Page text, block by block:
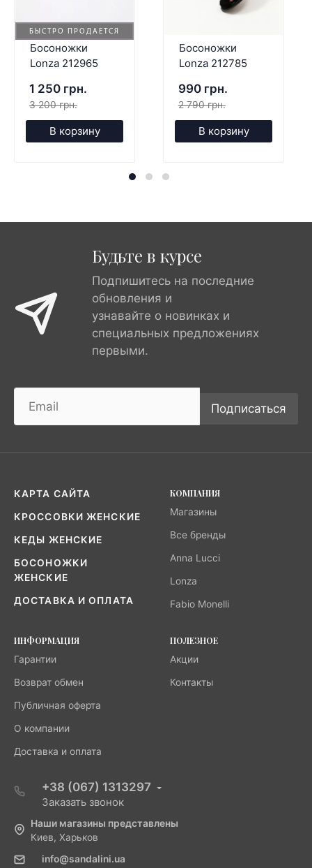
БЫСТРО ПРОДАЕТСЯ
Босоножки
Lonza 212965
1 250 грн.
3 200 грн.
В корзину
Босоножки
Lonza 212785
990 грн.
2 790 грн.
В корзину
Будьте в курсе
Подпишитесь на последние
обновления и
узнавайте о новинках и
специальных предложениях
первыми.
Подписаться
КАРТА САЙТА
КРОССОВКИ ЖЕНСКИЕ
КЕДЫ ЖЕНСКИЕ
БОСОНОЖКИ
ЖЕНСКИЕ
ДОСТАВКА И ОПЛАТА
КОМПАНИЯ
Магазины
Все бренды
Anna Lucci
Lonza
Fabio Monelli
ИНФОРМАЦИЯ
Гарантии
Возврат обмен
Публичная оферта
О компании
Доставка и оплата
ПОЛЕЗНОЕ
Акции
Контакты
+38 (067) 1313297
Заказать звонок
Наши магазины представлены
Киев, Харьков
info@sandalini.ua